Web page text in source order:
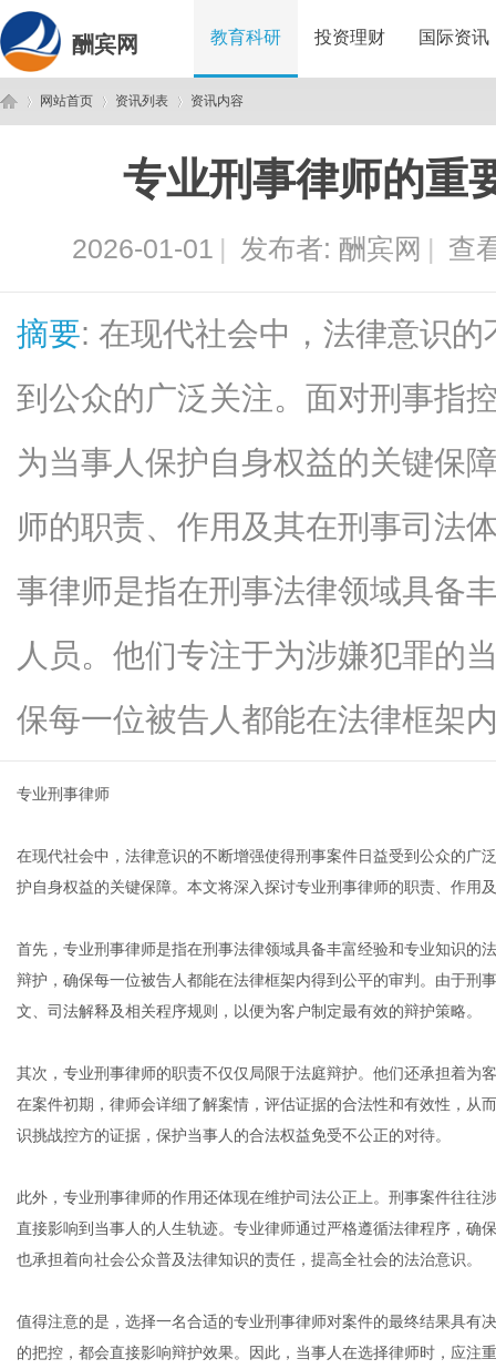
酬宾网 教育科研 投资理财 国际资讯
网站首页 资讯列表
›
资讯内容
专业刑事律师的重
2026-01-01 | 发布者: 酬宾网 | 查
摘要: 在现代社会中，法律意识
到公众的广泛关注。面对刑事指
为当事人保护自身权益的关键保
师的职责、作用及其在刑事司法
事律师是指在刑事法律领域具备
人员。他们专注于为涉嫌犯罪的
保每一位被告人都能在法律框架
专业刑事律师
在现代社会中，法律意识的不断增强使得刑事案件日益受到公众的广
护自身权益的关键保障。本文将深入探讨专业刑事律师的职责、作用
首先，专业刑事律师是指在刑事法律领域具备丰富经验和专业知识的
辩护，确保每一位被告人都能在法律框架内得到公平的审判。由于刑
文、司法解释及相关程序规则，以便为客户制定最有效的辩护策略。
其次，专业刑事律师的职责不仅仅局限于法庭辩护。他们还承担着为
在案件初期，律师会详细了解案情，评估证据的合法性和有效性，从
识挑战控方的证据，保护当事人的合法权益免受不公正的对待。
此外，专业刑事律师的作用还体现在维护司法公正上。刑事案件往往
直接影响到当事人的人生轨迹。专业律师通过严格遵循法律程序，确
也承担着向社会公众普及法律知识的责任，提高全社会的法治意识。
值得注意的是，选择一名合适的专业刑事律师对案件的最终结果具有
的把控，都会直接影响辩护效果。因此，当事人在选择律师时，应注